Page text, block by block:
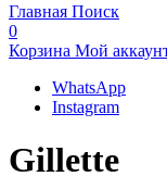
Главная Поиск
0
Корзина Мой
WhatsApp
Instagram
Gillette